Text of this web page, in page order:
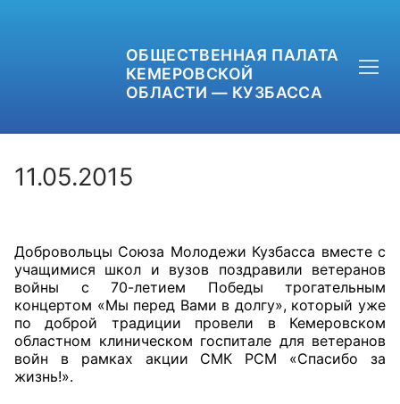
ОБЩЕСТВЕННАЯ ПАЛАТА
КЕМЕРОВСКОЙ
ОБЛАСТИ — КУЗБАССА
OPKO42@BK.RU
ОБРАТНАЯ СВЯЗЬ
11.05.2015
Добровольцы Союза Молодежи Кузбасса вместе с
учащимися школ и вузов поздравили ветеранов
войны с 70-летием Победы трогательным
концертом «Мы перед Вами в долгу», который уже
по доброй традиции провели в Кемеровском
областном клиническом госпитале для ветеранов
войн в рамках акции СМК РСМ «Спасибо за
жизнь!».